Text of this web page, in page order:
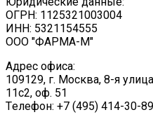
ОГРН: 1125321003004
ИНН: 5321154555
ООО "ФАРМА-М"
Адрес офиса:
109129, г. Москва, ​8-я
11с2, оф. 51
Tелефон: +7 (495) 414-30-